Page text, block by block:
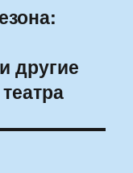
другие